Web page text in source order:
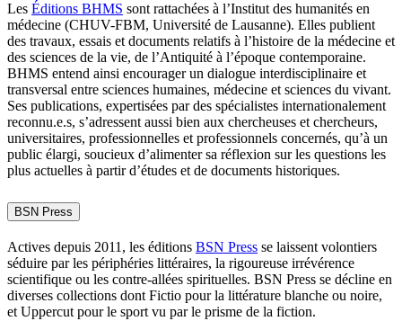
Les Éditions BHMS sont rattachées à l’Institut des humanités en
médecine (CHUV-FBM, Université de Lausanne). Elles publient
des travaux, essais et documents relatifs à l’histoire de la médecine et
des sciences de la vie, de l’Antiquité à l’époque contemporaine.
BHMS entend ainsi encourager un dialogue interdisciplinaire et
transversal entre sciences humaines, médecine et sciences du vivant.
Ses publications, expertisées par des spécialistes internationalement
reconnu.e.s, s’adressent aussi bien aux chercheuses et chercheurs,
universitaires, professionnelles et professionnels concernés, qu’à un
public élargi, soucieux d’alimenter sa réflexion sur les questions les
plus actuelles à partir d’études et de documents historiques.
BSN Press
Actives depuis 2011, les éditions BSN Press se laissent volontiers
séduire par les périphéries littéraires, la rigoureuse irrévérence
scientifique ou les contre-allées spirituelles. BSN Press se décline en
diverses collections dont Fictio pour la littérature blanche ou noire,
et Uppercut pour le sport vu par le prisme de la fiction.